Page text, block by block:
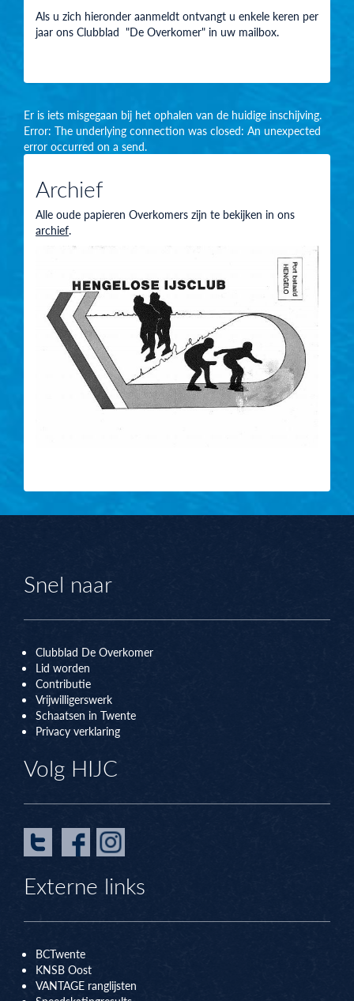
Als u zich hieronder aanmeldt ontvangt u enkele keren per
jaar ons Clubblad "De Overkomer" in uw mailbox.
Er is iets misgegaan bij het ophalen van de huidige inschijving.
Error: The underlying connection was closed: An unexpected
error occurred on a send.
Archief
Alle oude papieren Overkomers zijn te bekijken in ons
archief.
Snel naar
Clubblad De Overkomer
Lid worden
Contributie
Vrijwilligerswerk
Schaatsen in Twente
Privacy verklaring
Volg HIJC
Externe links
BCTwente
KNSB Oost
VANTAGE ranglijsten